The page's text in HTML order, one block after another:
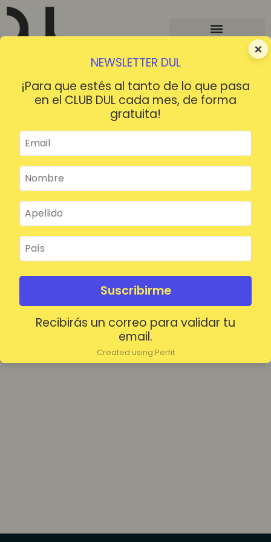
×
NEWSLETTER DUL
¡Para que estés al tanto de lo que pasa
en el CLUB DUL cada mes, de forma
gratuita!
Suscribirme
Recibirás un correo para validar tu
email.
Created using Perfit
¡HOLA!
Mantenerme conectado
Acceder